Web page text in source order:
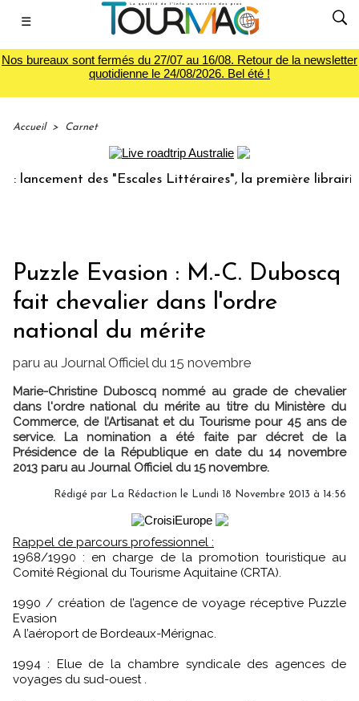
☰
Nos bureaux sont fermés du 27/07 au 16/08. Retour de la newsletter
quotidienne le 24/08/2026. Bel été !
Accueil > Carnet
des "Escales Littéraires", la première librairie du
Puzzle Evasion : M.-C. Duboscq
fait chevalier dans l'ordre
national du mérite
paru au Journal Officiel du 15 novembre
Marie-Christine Duboscq nommé au grade de chevalier
dans l'ordre national du mérite au titre du Ministère du
Commerce, de l’Artisanat et du Tourisme pour 45 ans de
service. La nomination a été faite par décret de la
Présidence de la République en date du 14 novembre
2013 paru au Journal Officiel du 15 novembre.
Rédigé par La Rédaction le Lundi 18 Novembre 2013 à 14:56
Rappel de parcours professionnel :
1968/1990 : en charge de la promotion touristique au
Comité Régional du Tourisme Aquitaine (CRTA).
1990 / création de l’agence de voyage réceptive Puzzle
Evasion
A l’aéroport de Bordeaux-Mérignac.
1994 : Elue de la chambre syndicale des agences de
voyages du sud-ouest .